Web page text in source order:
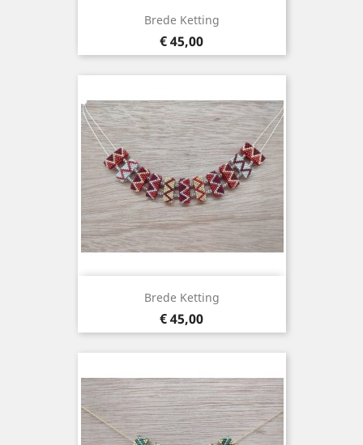
Brede Ketting
Prijs
€ 45,00
Brede Ketting
Prijs
€ 45,00